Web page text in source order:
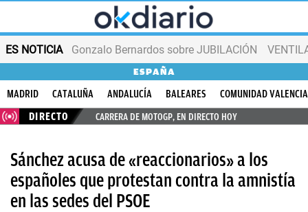
ES NOTICIA Gonzalo Bernardos sobre JUBILACIÓN
ESPAÑA
MADRID CATALUÑA ANDALUCÍA BALEARES
COMUNIDAD
DIRECTO
CARRERA DE MOTOGP, EN DIRECTO HOY
Sánchez acusa de «reaccionarios» a los
españoles que protestan contra la amnistía
en las sedes del PSOE